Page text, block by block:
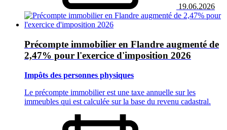
19.06.2026
Précompte immobilier en Flandre augmenté de
2,47% pour l'exercice d'imposition 2026
Impôts des personnes physiques
Le précompte immobilier est une taxe annuelle sur les
immeubles qui est calculée sur la base du revenu cadastral.